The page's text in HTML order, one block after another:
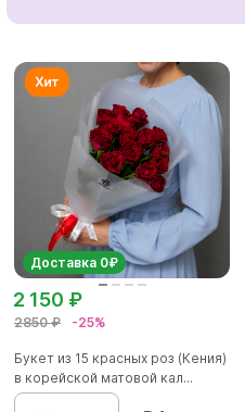
Доставка 0₽
2850 ₽ -25%
2 150 ₽
Букет из 15 красных роз (Кения)
в корейской матовой кал...